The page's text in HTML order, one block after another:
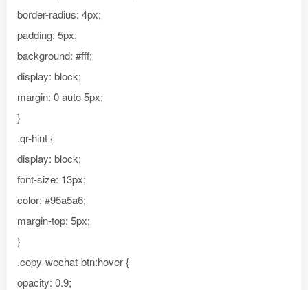
border-radius: 4px;
padding: 5px;
background: #fff;
display: block;
margin: 0 auto 5px;
}
.qr-hint {
display: block;
font-size: 13px;
color: #95a5a6;
margin-top: 5px;
}
.copy-wechat-btn:hover {
opacity: 0.9;